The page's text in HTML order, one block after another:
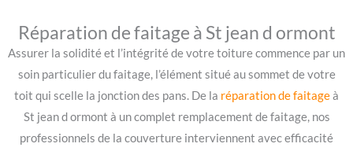
Réparation de faitage à St jean d ormont
Assurer la solidité et l’intégrité de votre toiture commence par un
soin particulier du faitage, l’élément situé au sommet de votre
toit qui scelle la jonction des pans. De la réparation de faitageà
St jean d ormont à un complet remplacement de faitage, nos
professionnels de la couverture interviennent avec efficacité